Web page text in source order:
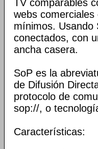
TV comparables
webs
mínimos. Usando
conectados, con
ancha casera.
SoP es la
de Difusión
protocolo de
sop://, o
Características: